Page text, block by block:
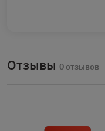
Отзывы 0 отзывов